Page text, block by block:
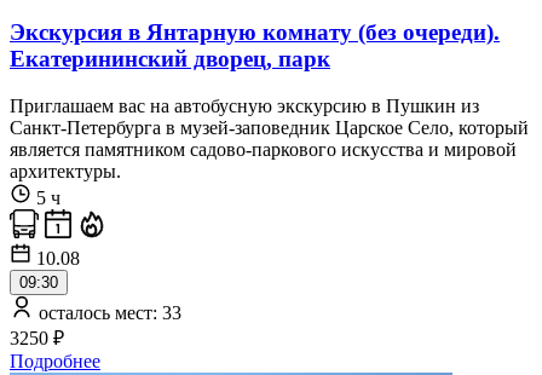
Экскурсия в Янтарную комнату (без очереди).
Екатерининский дворец, парк
Приглашаем вас на автобусную экскурсию в Пушкин из
Санкт-Петербурга в музей-заповедник Царское Село, который
является памятником садово-паркового искусства и мировой
архитектуры.
5 ч
10.08
09:30
осталось мест: 33
3250 ₽
Подробнее